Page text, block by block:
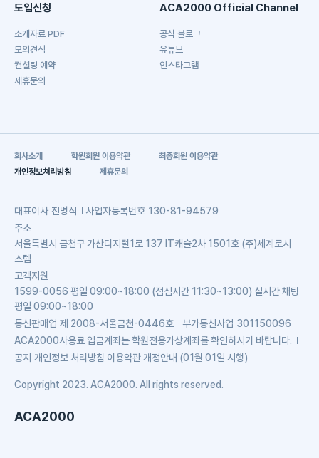
도입신청
소개자료 PDF
모의견적
컨설팅 예약
제휴문의
ACA2000 Official Channel
공식 블로그
유튜브
인스타그램
회사소개 학원회원 이용약관
최종회원 이용약관
개인정보처리방침
제휴문의
대표이사 진병식 사업자등록번호 130-81-94579
주소
서울특별시 금천구 가산디지털1로 137 IT캐슬2차 1501호 (주)세계로시
스템
고객지원
1599-0056 평일 09:00~18:00 (점심시간 11:30~13:00) 실시간 채팅
평일 09:00~18:00
통신판매업 제 2008-서울금천-0446호 부가통신사업 301150096
ACA2000사용료 입금계좌는 학원전용가상계좌를 확인하시기 바랍니다.
공지 개인정보 처리방침 이용약관 개정안내 (01월 01일 시행)
Copyright 2023. ACA2000. All rights reserved.
ACA2000